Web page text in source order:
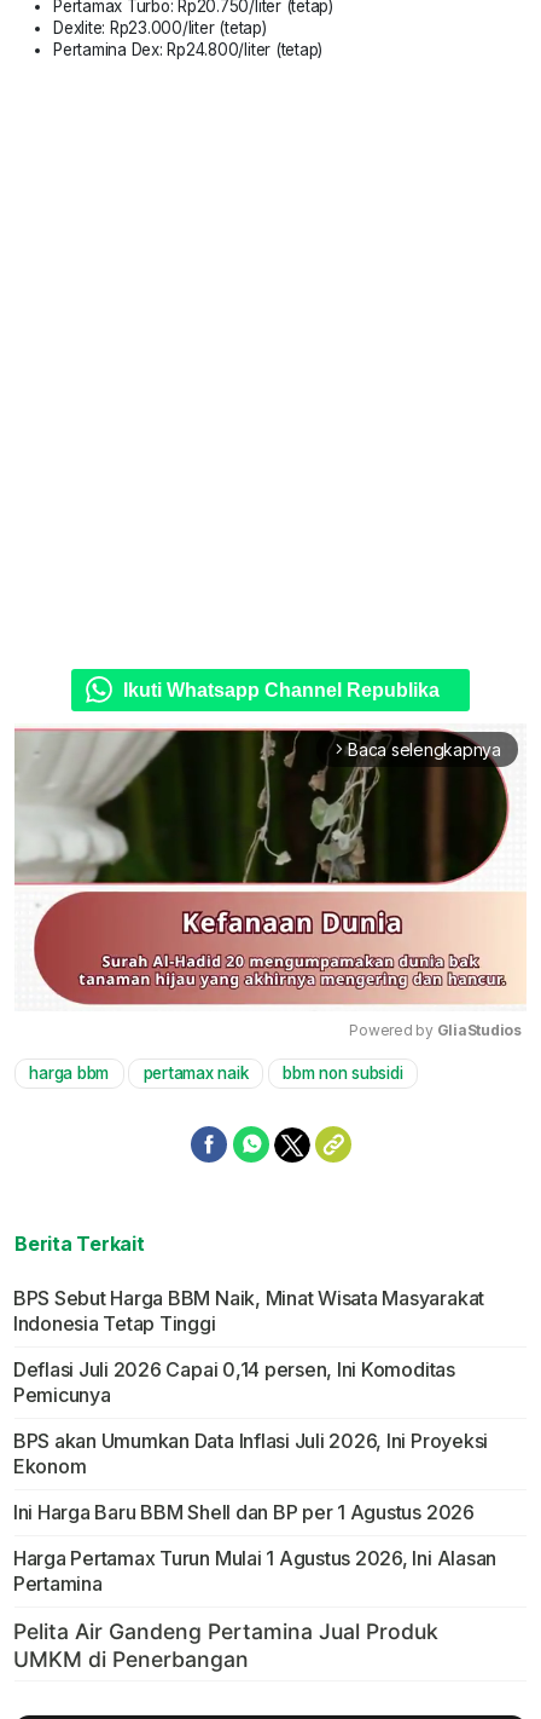
Pertamax Turbo: Rp20.750/liter (tetap)
Dexlite: Rp23.000/liter (tetap)
Pertamina Dex: Rp24.800/liter (tetap)
Ikuti Whatsapp Channel Republika
arrow_forward_ios Baca selengkapnya
Powered by GliaStudios
harga bbm pertamax naik bbm non subsidi
Berita Terkait
BPS Sebut Harga BBM Naik, Minat Wisata Masyarakat
Indonesia Tetap Tinggi
Deflasi Juli 2026 Capai 0,14 persen, Ini Komoditas
Pemicunya
BPS akan Umumkan Data Inflasi Juli 2026, Ini Proyeksi
Ekonom
Ini Harga Baru BBM Shell dan BP per 1 Agustus 2026
Harga Pertamax Turun Mulai 1 Agustus 2026, Ini Alasan
Pertamina